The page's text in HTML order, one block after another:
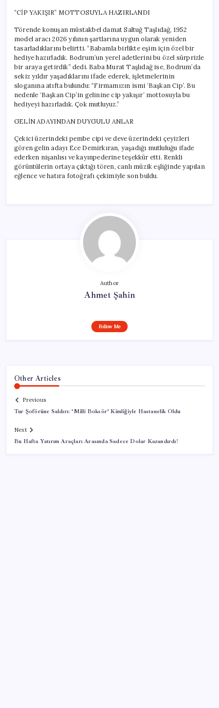
“CİP YAKIŞIR” MOTTOSUYLA HAZIRLANDI
Törende konuşan müstakbel damat Saltuğ Taşlıdağ, 1952
model aracı 2026 yılının şartlarına uygun olarak yeniden
tasarladıklarını belirtti. “Babamla birlikte eşim için özel bir
hediye hazırladık. Bodrum’un yerel adetlerini bu özel sürprizle
bir araya getirdik” dedi. Baba Murat Taşlıdağ ise, Bodrum’da
sekiz yıldır yaşadıklarını ifade ederek, işletmelerinin
sloganına atıfta bulundu: “Firmamızın ismi ‘Başkan Cip’. Bu
nedenle ‘Başkan Cip’in gelinine cip yakışır’ mottosuyla bu
hediyeyi hazırladık. Çok mutluyuz.”
GELİN ADAYINDAN DUYGULU ANLAR
Çekici üzerindeki pembe cipi ve deve üzerindeki çeyizleri
gören gelin adayı Ece Demirkıran, yaşadığı mutluluğu ifade
ederken nişanlısı ve kayınpederine teşekkür etti. Renkli
görüntülerin ortaya çıktığı tören, canlı müzik eşliğinde yapılan
eğlence ve hatıra fotoğrafı çekimiyle son buldu.
Author
Ahmet Şahin
Follow Me
Other Articles
Previous
Tur Şoförüne Saldırı: ‘Milli Boksör’ Kimliğiyle Hastanelik Oldu
Next
Bu Hafta Yatırım Araçları Arasında Sadece Dolar Kazandırdı!